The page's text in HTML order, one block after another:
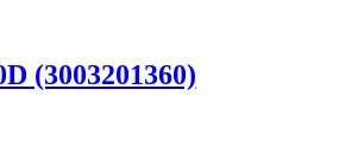
(3003201360)